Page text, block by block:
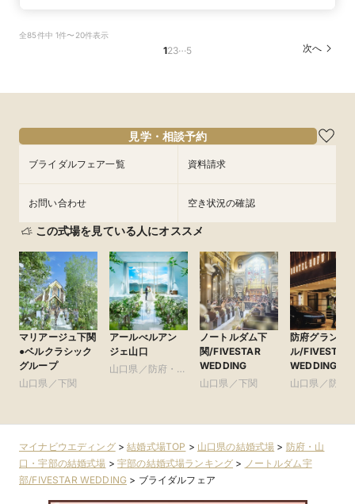
全85件中 1件〜20件表示
123…5 次へ
見学・相談予約
ブライダルフェア一覧 資料請求
お問い合わせ 空き状況の確認
この式場を見ている人にオススメ
マリアージュ下関
●ベルクラシック
グループ
山口県／下関
アールべルアン
ジェ山口
山口県／防府・山
ノートルダム下
関/FIVESTAR
WEDDING
山口県／下関
防府グランド
ル/FIVESTAR
WEDDING
山口県／防府
マイナビウエディング>結婚式場TOP > 山口県の結婚式場 > 防府・山
口・宇部の結婚式場 >宇部の結婚式場ランキング > ノートルダム宇
部/FIVESTAR WEDDING > ブライダルフェア